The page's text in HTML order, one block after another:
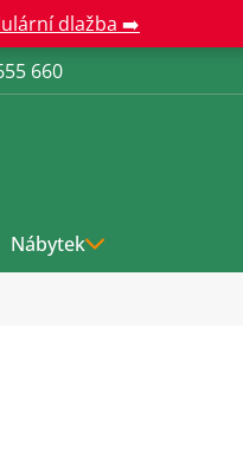
dlažba ➡️
660
Nábytek